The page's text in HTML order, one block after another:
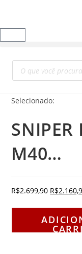
Selecionado:
SNIPER
M40…
R$2.699,90 R$